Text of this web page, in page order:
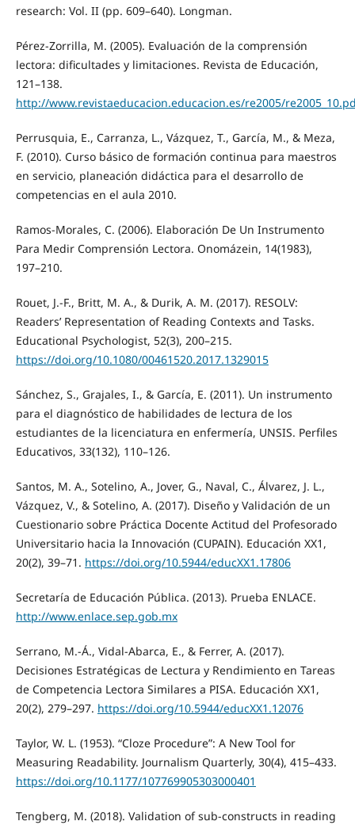
research: Vol. II (pp. 609–640). Longman.
Pérez-Zorrilla, M. (2005). Evaluación de la comprensión
lectora: dificultades y limitaciones. Revista de Educación,
121–138.
http://www.revistaeducacion.educacion.es/re2005/
Perrusquia, E., Carranza, L., Vázquez, T., García, M., & Meza,
F. (2010). Curso básico de formación continua para maestros
en servicio, planeación didáctica para el desarrollo de
competencias en el aula 2010.
Ramos-Morales, C. (2006). Elaboración De Un Instrumento
Para Medir Comprensión Lectora. Onomázein, 14(1983),
197–210.
Rouet, J.-F., Britt, M. A., & Durik, A. M. (2017). RESOLV:
Readers’ Representation of Reading Contexts and Tasks.
Educational Psychologist, 52(3), 200–215.
https://doi.org/10.1080/00461520.2017.1329015
Sánchez, S., Grajales, I., & García, E. (2011). Un instrumento
para el diagnóstico de habilidades de lectura de los
estudiantes de la licenciatura en enfermería, UNSIS. Perfiles
Educativos, 33(132), 110–126.
Santos, M. A., Sotelino, A., Jover, G., Naval, C., Álvarez, J. L.,
Vázquez, V., & Sotelino, A. (2017). Diseño y Validación de un
Cuestionario sobre Práctica Docente Actitud del Profesorado
Universitario hacia la Innovación (CUPAIN). Educación XX1,
20(2), 39–71. https://doi.org/10.5944/educXX1.17806
Secretaría de Educación Pública. (2013). Prueba ENLACE.
http://www.enlace.sep.gob.mx
Serrano, M.-Á., Vidal-Abarca, E., & Ferrer, A. (2017).
Decisiones Estratégicas de Lectura y Rendimiento en Tareas
de Competencia Lectora Similares a PISA. Educación XX1,
20(2), 279–297. https://doi.org/10.5944/educXX1.12076
Taylor, W. L. (1953). “Cloze Procedure”: A New Tool for
Measuring Readability. Journalism Quarterly, 30(4), 415–433.
https://doi.org/10.1177/107769905303000401
Tengberg, M. (2018). Validation of sub-constructs in reading